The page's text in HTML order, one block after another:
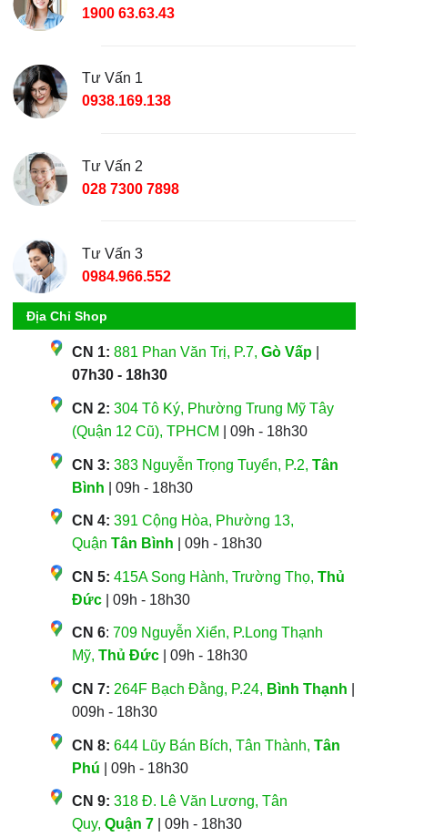
1900 63.63.43
Tư Vấn 1
0938.169.138
Tư Vấn 2
028 7300 7898
Tư Vấn 3
0984.966.552
Địa Chỉ Shop
CN 1: 881 Phan Văn Trị, P.7, Gò Vấp|
07h30 - 18h30
CN 2: 304 Tô Ký, Phường Trung Mỹ Tây
(Quận 12 Cũ), TPHCM | 09h - 18h30
CN 3: 383 Nguyễn Trọng Tuyển, P.2, Tân
Bình | 09h - 18h30
CN 4: 391 Cộng Hòa, Phường 13,
Quận Tân Bình | 09h - 18h30
CN 5: 415A Song Hành, Trường Thọ, Thủ
Đức| 09h - 18h30
CN 6: 709 Nguyễn Xiển, P.Long Thạnh
Mỹ, Thủ Đức| 09h - 18h30
CN 7: 264F Bạch Đằng, P.24, Bình Thạnh
009h - 18h30
CN 8: 644 Lũy Bán Bích, Tân Thành, Tân
Phú | 09h - 18h30
CN 9: 318 Đ. Lê Văn Lương, Tân
Quy, Quận 7| 09h - 18h30